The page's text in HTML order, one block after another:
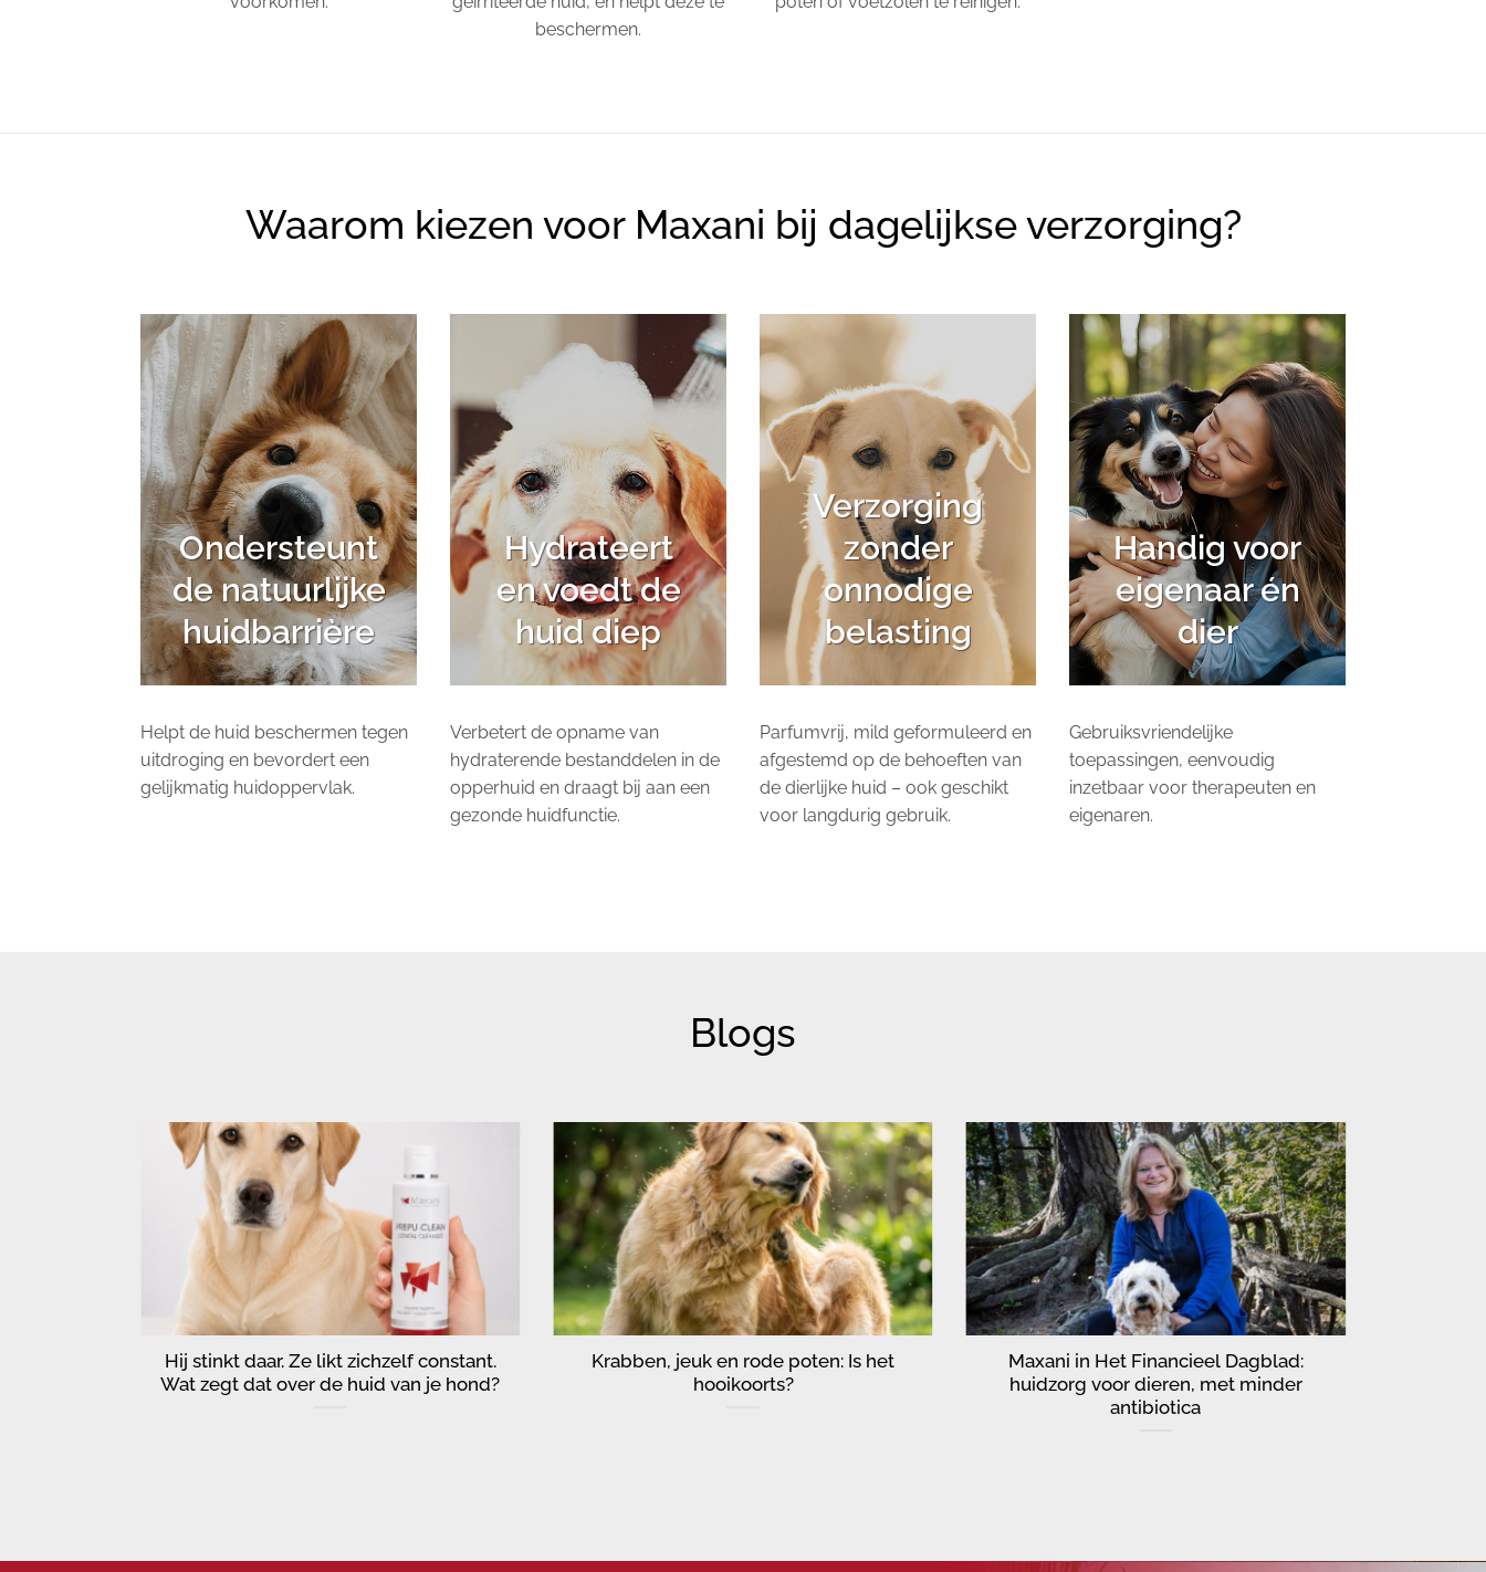
beschermen.
Waarom kiezen voor Maxani bij dagelijkse verzorging?
Ondersteunt
de natuurlijke
huidbarrière
Helpt de huid beschermen tegen
uitdroging en bevordert een
gelijkmatig huidoppervlak.
Hydrateert
en voedt de
huid diep
Verbetert de opname van
hydraterende bestanddelen in de
opperhuid en draagt bij aan een
gezonde huidfunctie.
Verzorging
zonder
onnodige
belasting
Parfumvrij, mild geformuleerd en
afgestemd op de behoeften van
de dierlijke huid – ook geschikt
voor langdurig gebruik.
Handig voor
eigenaar én
dier
Gebruiksvriendelijke
toepassingen, eenvoudig
inzetbaar voor therapeuten en
eigenaren.
Blogs
Hij stinkt daar. Ze likt zichzelf constant.
Wat zegt dat over de huid van je hond?
Krabben, jeuk en rode poten: Is het
hooikoorts?
Maxani in Het Financieel Dagblad:
huidzorg voor dieren, met minder
antibiotica